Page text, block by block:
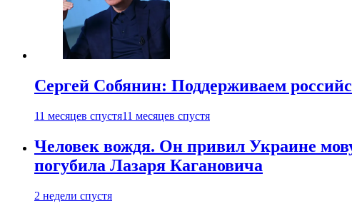
Сергей Собянин: Поддерживаем
11 месяцев спустя11 месяцев спустя
Человек вождя. Он привил Украине
погубила Лазаря Кагановича
2 недели спустя